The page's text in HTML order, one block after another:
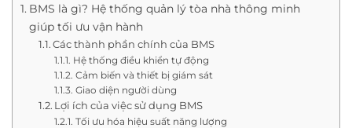
BMS là gì? Hệ thống quản lý tòa nhà thông minh
giúp tối ưu vận hành
Các thành phần chính của BMS
Hệ thống điều khiển tự động
Cảm biến và thiết bị giám sát
Giao diện người dùng
Lợi ích của việc sử dụng BMS
Tối ưu hóa hiệu suất năng lượng